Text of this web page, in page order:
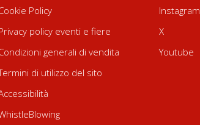
Policy
policy eventi e fiere
generali di vendita
di utilizzo del sito
Instagram
X
Youtube